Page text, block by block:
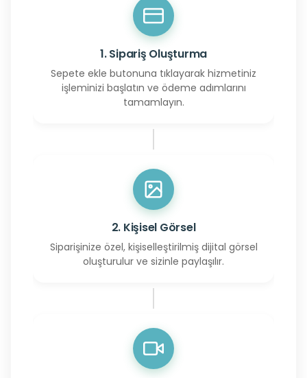
1. Sipariş Oluşturma
Sepete ekle butonuna tıklayarak hizmetiniz
işleminizi başlatın ve ödeme adımlarını
tamamlayın.
2. Kişisel Görsel
Siparişinize özel, kişiselleştirilmiş dijital görsel
oluşturulur ve sizinle paylaşılır.